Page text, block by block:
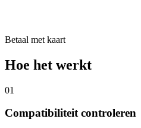
Betaal met kaart
Hoe het werkt
01
Compatibiliteit controleren